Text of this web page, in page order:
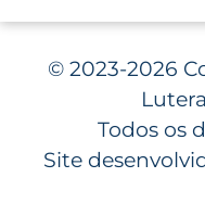
©2023-2026
Todos os
Site